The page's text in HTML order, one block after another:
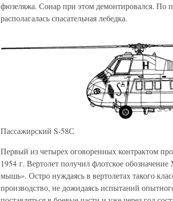
фюзеляжа. Сонар при этом демонтировался. По
располагалась спасательная лебедка.
Пассажирский S-58С
Первый из четырех оговоренных контрактом
1954 г. Вертолет получил флотское
мышь». Остро нуждаясь в вертолетах такого
производство, не дожидаясь испытаний